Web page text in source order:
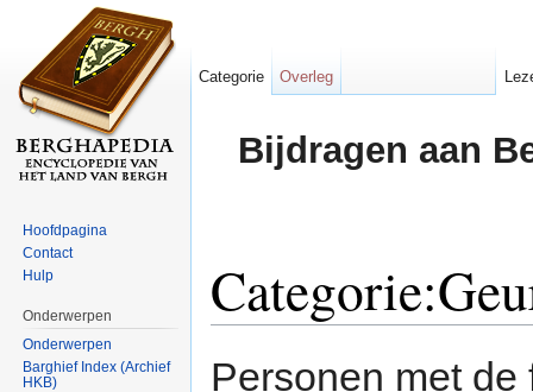
Bijdragen aan
Personen met
Categorie Overleg
Hoofdpagina
Contact
Hulp
Onderwerpen
Onderwerpen
Barghief Index (Archief
HKB)